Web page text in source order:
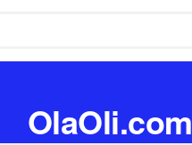
OlaOli.com